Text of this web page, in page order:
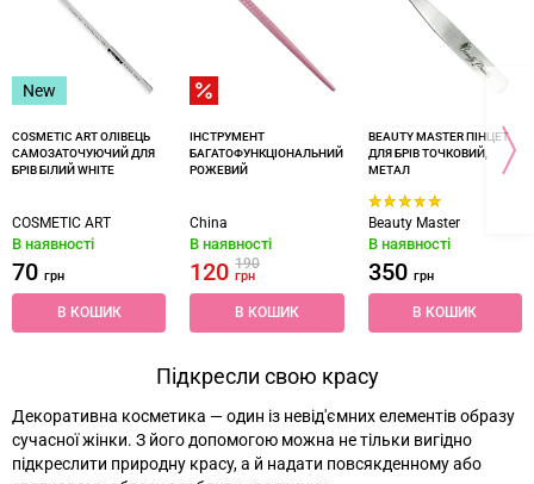
New
COSMETIC ART ОЛІВЕЦЬ
САМОЗАТОЧУЮЧИЙ ДЛЯ
БРІВ БІЛИЙ WHITE
COSMETIC ART
В наявності
70 грн
В КОШИК
ІНСТРУМЕНТ
БАГАТОФУНКЦІОНАЛЬНИЙ
РОЖЕВИЙ
China
В наявності
120190
грн
В КОШИК
BEAUTY MASTER ПІНЦЕТ
ДЛЯ БРІВ ТОЧКОВИЙ,
МЕТАЛ
Beauty Master
В наявності
350 грн
В КОШИК
Підкресли свою красу
Декоративна косметика —один із невід'ємних елементів образу
сучасної жінки. З його допомогою можна не тільки вигідно
підкреслити природну красу, а й надати повсякденному або